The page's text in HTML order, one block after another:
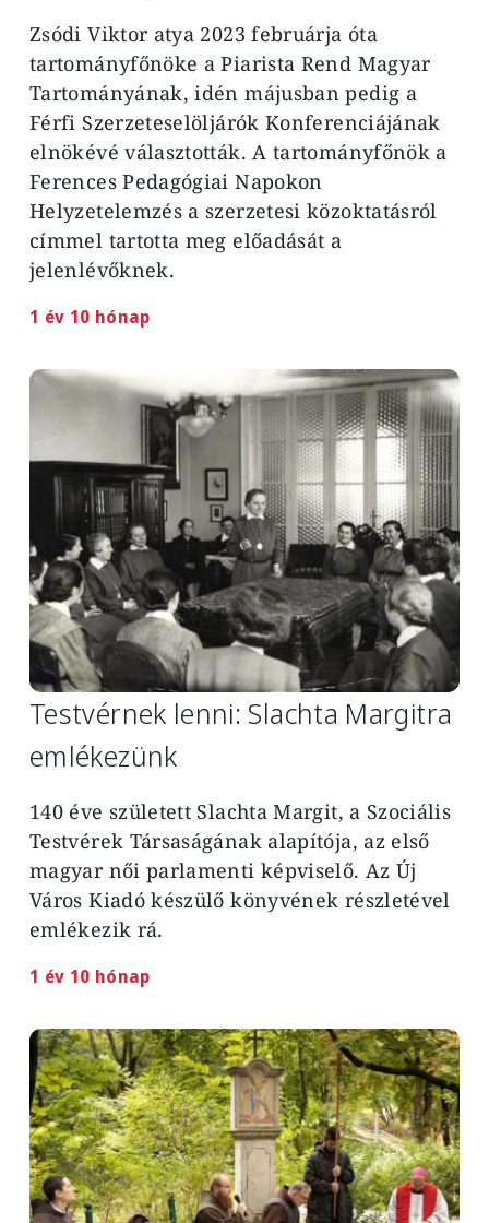
Zsódi Viktor atya 2023 februárja óta
tartományfőnöke a Piarista Rend Magyar
Tartományának, idén májusban pedig a
Férfi Szerzeteselöljárók Konferenciájának
elnökévé választották. A tartományfőnök a
Ferences Pedagógiai Napokon
Helyzetelemzés a szerzetesi közoktatásról
címmel tartotta meg előadását a
jelenlévőknek.
1 év 10 hónap
Image
Testvérnek lenni: Slachta Margitra
emlékezünk
140 éve született Slachta Margit, a Szociális
Testvérek Társaságának alapítója, az első
magyar női parlamenti képviselő. Az Új
Város Kiadó készülő könyvének részletével
emlékezik rá.
1 év 10 hónap
Image